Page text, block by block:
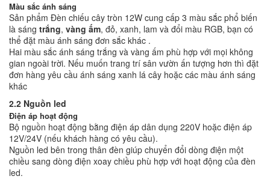
Màu sắc ánh sáng
Sản phẩm Đèn chiếu cây tròn 12W cung cấp 3 màu sắc phổ biến
là sáng trắng, vàng ấm, đỏ, xanh, lam và đổi màu RGB, bạn có
thể đặt màu ánh sáng đơn sắc khác .
Hai màu sắc ánh sáng trắng và vàng ấm phù hợp với mọi không
gian ngoài trời. Nếu muốn trang trí sân vườn ấn tượng hơn thì đặt
đơn hàng yêu cầu ánh sáng xanh lá cây hoặc các màu ánh sáng
khác
2.2 Nguồn led
Điện áp hoạt động
Bộ nguồn hoạt động bằng điện áp dân dụng 220V hoặc điện áp
12V/24V (nếu khách hàng có yêu cầu).
Nguồn led bên trong thân đèn giúp chuyển đổi dòng điện một
chiều sang dòng điện xoay chiều phù hợp với hoạt động của đèn
led.